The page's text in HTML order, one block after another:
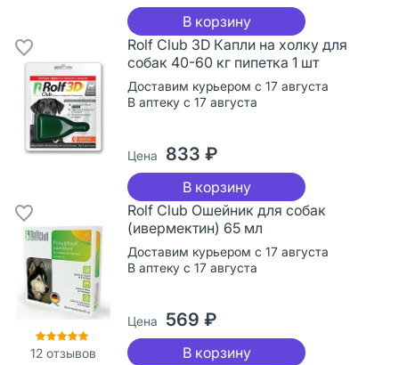
В корзину
Rolf Club 3D Капли на холку для
собак 40-60 кг пипетка 1 шт
Доставим курьером с 17 августа
В аптеку с 17 августа
Цена 833 ₽
В корзину
12 отзывов
Rolf Club Ошейник для собак
(ивермектин) 65 мл
Доставим курьером с 17 августа
В аптеку с 17 августа
Цена 569 ₽
В корзину